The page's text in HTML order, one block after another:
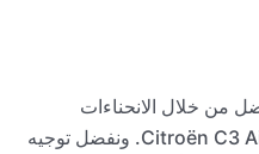
من خلال الانحناءات
الأسرع بشكل أفضل من Citroën C3 Aircross. ونفضل توجيه